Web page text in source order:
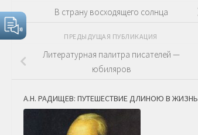
В страну восходящего солнца
ПРЕДЫДУЩАЯ ПУБЛИКАЦИЯ
Литературная палитра писателей —
юбиляров
А.Н. РАДИЩЕВ: ПУТЕШЕСТВИЕ ДЛИНОЮ В ЖИЗНЬ